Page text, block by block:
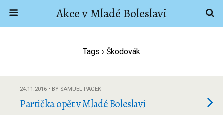
Akce v Mladé Boleslavi
Tags › Škodovák
24.11.2016 • BY SAMUEL PACEK
Partička opět v Mladé Boleslavi